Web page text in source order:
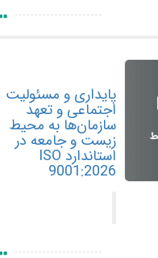
پایداری و مسئولیت
اجتماعی و تعهد
سازمان‌ها به محیط
زیست و جامعه در
استاندارد ISO
9001:2026